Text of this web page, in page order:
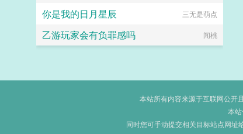
你是我的日月星辰 三无是萌点
乙游玩家会有负罪感吗 闻桃
本站所有内容来源于互联网公开
本
同时您可手动提交相关目标站点网址